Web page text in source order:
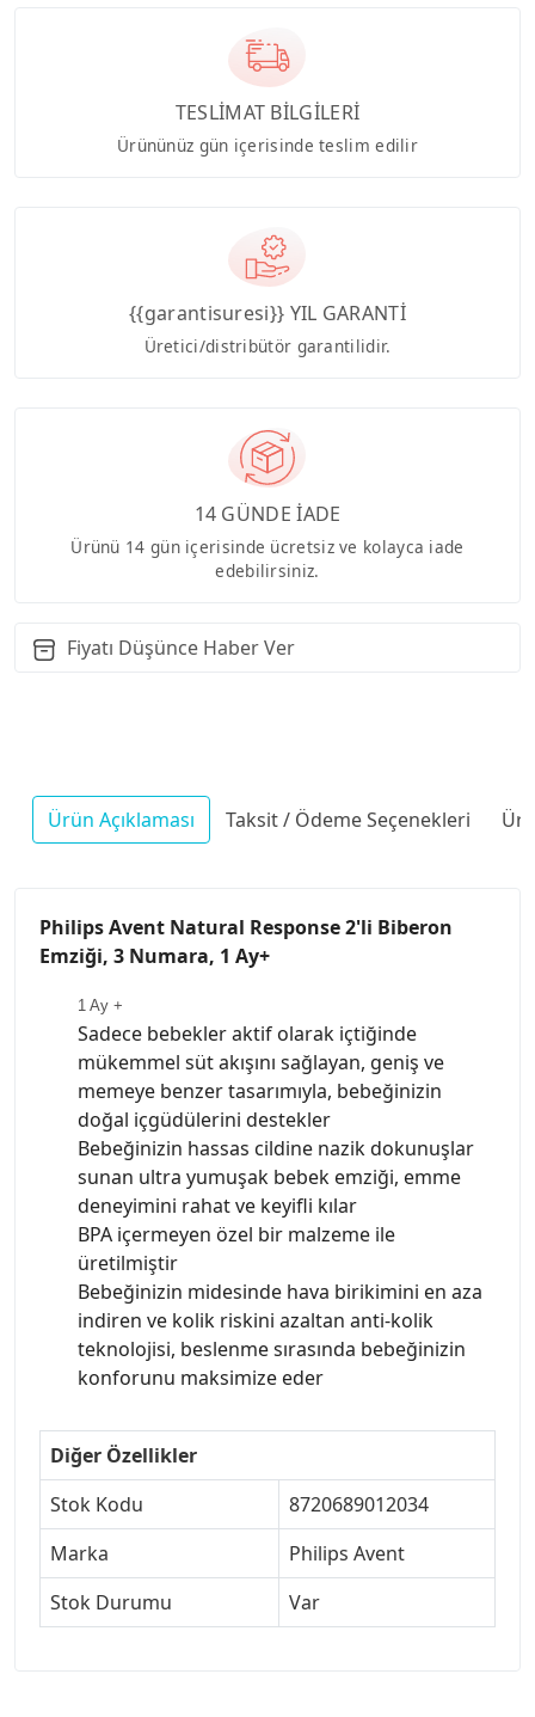
TESLİMAT BİLGİLERİ
Ürününüz gün içerisinde teslim edilir
{{garantisuresi}} YIL GARANTİ
Üretici/distribütör garantilidir.
14 GÜNDE İADE
Ürünü 14 gün içerisinde ücretsiz ve kolayca iade
edebilirsiniz.
Fiyatı Düşünce Haber Ver
Ürün Açıklaması Taksit / Ödeme Seçenekleri
Philips Avent Natural Response 2'li Biberon
Emziği, 3 Numara, 1 Ay+
1 Ay +
Sadece bebekler aktif olarak içtiğinde
mükemmel süt akışını sağlayan, geniş ve
memeye benzer tasarımıyla, bebeğinizin
doğal içgüdülerini destekler
Bebeğinizin hassas cildine nazik dokunuşlar
sunan ultra yumuşak bebek emziği, emme
deneyimini rahat ve keyifli kılar
BPA içermeyen özel bir malzeme ile
üretilmiştir
Bebeğinizin midesinde hava birikimini en aza
indiren ve kolik riskini azaltan anti-kolik
teknolojisi, beslenme sırasında bebeğinizin
konforunu maksimize eder
Diğer Özellikler
Stok Kodu
8720689012034
Marka
Philips Avent
Stok Durumu
Var